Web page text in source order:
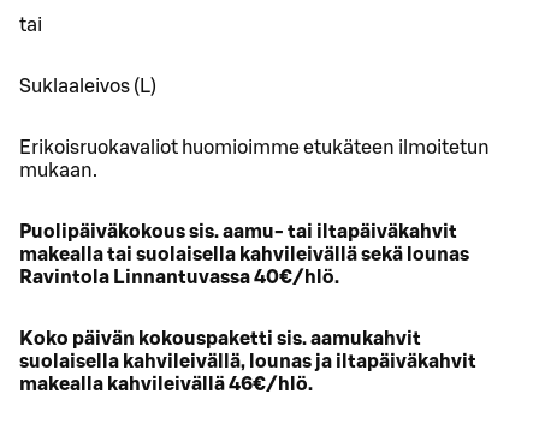
tai
Suklaaleivos (L)
Erikoisruokavaliot huomioimme etukäteen ilmoitetun
mukaan.
Puolipäiväkokous sis. aamu- tai iltapäiväkahvit
makealla tai suolaisella kahvileivällä sekä lounas
Ravintola Linnantuvassa 40€/hlö.
Koko päivän kokouspaketti sis. aamukahvit
suolaisella kahvileivällä, lounas ja iltapäiväkahvit
makealla kahvileivällä 46€/hlö.